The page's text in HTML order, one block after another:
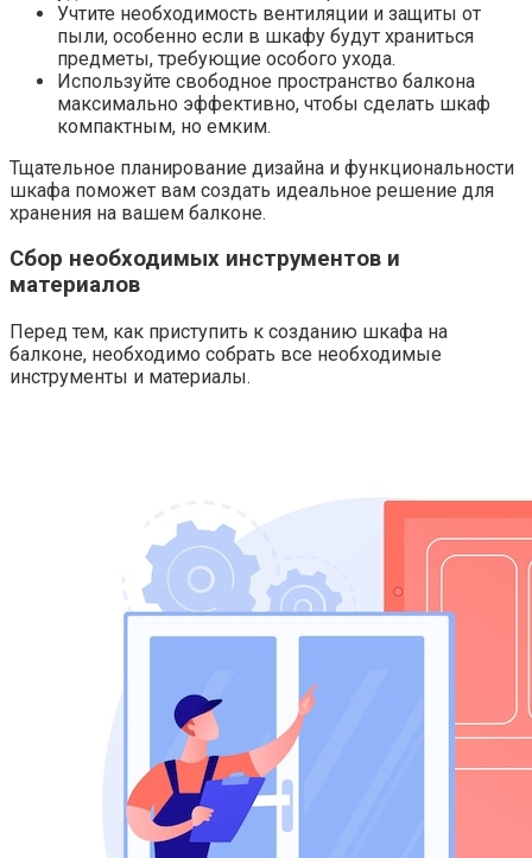
Учтите необходимость вентиляции и защиты от
пыли, особенно если в шкафу будут храниться
предметы, требующие особого ухода.​
Используйте свободное пространство балкона
максимально эффективно, чтобы сделать шкаф
компактным, но емким.
Тщательное планирование дизайна и функциональности
шкафа поможет вам создать идеальное решение для
хранения на вашем балконе.
Сбор необходимых инструментов и
материалов
Перед тем, как приступить к созданию шкафа на
балконе, необходимо собрать все необходимые
инструменты и материалы.​